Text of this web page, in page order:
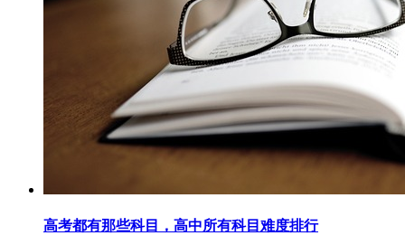
高考都有那些科目，高中所有科目难度排行